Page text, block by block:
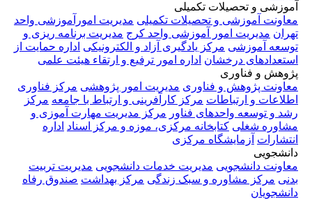
آموزشی و تحصیلات تکمیلی
معاونت آموزشی و تحصیلات تکمیلی مدیریت امورآموزشی واحد
تهران مدیریت امور آموزشی واحد کرج مدیریت برنامه ریزی و
توسعه آموزشی مرکز یادگیری آزاد و الکترونیکی اداره حمایت از
استعدادهای درخشان اداره امور ترفیع و ارتقاء هیئت علمی
پژوهش و فناوری
معاونت پژوهش و فناوری مدیریت امور پژوهشی مرکز فناوری
اطلاعات و ارتباطات مرکز کارآفرینی و ارتباط با جامعه مرکز
رشد و توسعه واحدهای فناور مرکز مدیریت مهارت آموزی و
مشاوره شغلی کتابخانه مرکزی، موزه و مرکز اسناد اداره
انتشارات آزمایشگاه مرکزی
دانشجویی
معاونت دانشجویی مدیریت خدمات دانشجویی مدیریت تربیت
بدنی مرکز مشاوره و سبک زندگی مرکز بهداشت صندوق رفاه
دانشجویان